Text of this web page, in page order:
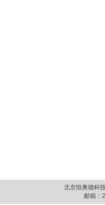
北京恒奥德科
邮箱：